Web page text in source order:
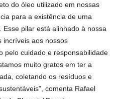
do óleo utilizado em nossas
para a existência de uma
pilar está alinhado à nossa
incríveis aos nossos
pelo cuidado e responsabilidade
muito gratos em ter a
coletando os resíduos e
comenta Rafael